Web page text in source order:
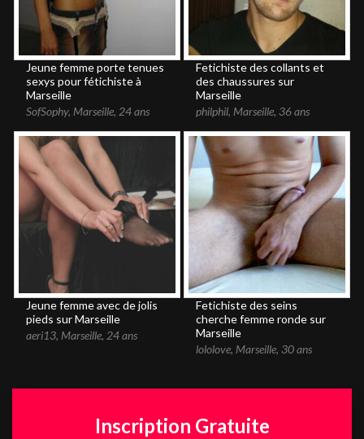
Jeune femme porte tenues
sexys pour fétichiste à
Marseille
SofSophy, Marseille, 24 ans
Fetichiste des collants et
des chaussures sur
Marseille
philphil, Marseille, 36 ans
Jeune femme avec de jolis
pieds sur Marseille
aeri13, Marseille, 24 ans
Fetichiste des seins
cherche femme ronde sur
Marseille
lololove, Marseille, 30 ans
Inscription Gratuite